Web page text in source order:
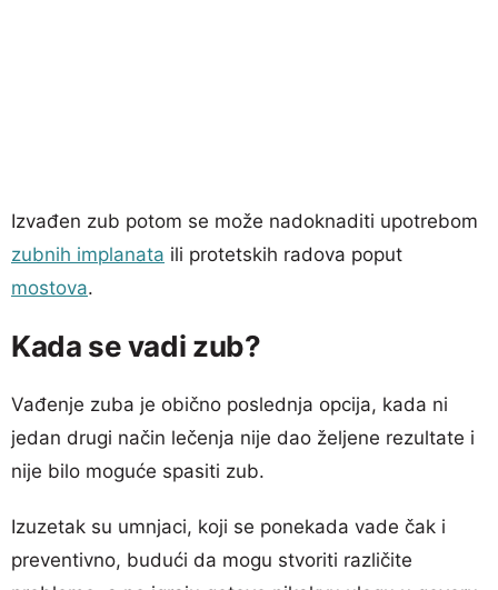
Izvađen zub potom se može nadoknaditi upotrebom
zubnih implanata ili protetskih radova poput
mostova.
Kada se vadi zub?
Vađenje zuba je obično poslednja opcija, kada ni
jedan drugi način lečenja nije dao željene rezultate i
nije bilo moguće spasiti zub.
Izuzetak su umnjaci, koji se ponekada vade čak i
preventivno, budući da mogu stvoriti različite